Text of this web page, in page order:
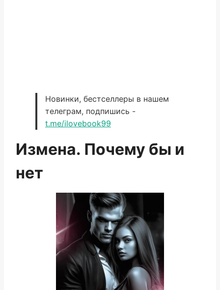
Новинки, бестселлеры в нашем
телеграм, подпишись -
t.me/ilovebook99
Измена. Почему бы и
нет